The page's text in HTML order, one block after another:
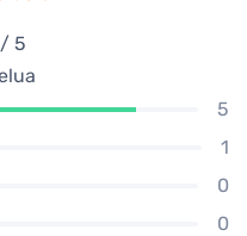
/ 5
5
1
0
0